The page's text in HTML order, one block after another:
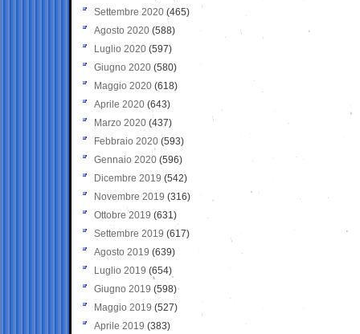
Settembre 2020(465)
Agosto 2020 (588)
Luglio 2020 (597)
Giugno 2020 (580)
Maggio 2020 (618)
Aprile 2020 (643)
Marzo 2020 (437)
Febbraio 2020 (593)
Gennaio 2020 (596)
Dicembre 2019 (542)
Novembre 2019 (316)
Ottobre 2019 (631)
Settembre 2019 (617)
Agosto 2019 (639)
Luglio 2019 (654)
Giugno 2019 (598)
Maggio 2019 (527)
Aprile 2019 (383)